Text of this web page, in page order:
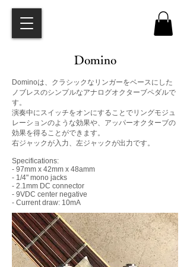
Domino
Dominoは、クラシックなリンガーをベースにした
ノブレスのシンプルなアナログオクターブペダルで
す。
演奏中にスイッチをオンにすることでリングモジュ
レーションのような効果や、アッパーオクターブの
効果を得ることができます。
右ジャックが入力、左ジャックが出力です。
Specifications:
- 97mm x 42mm x 48amm
- 1/4" mono jacks
- 2.1mm DC connector
- 9VDC center negative
- Current draw: 10mA